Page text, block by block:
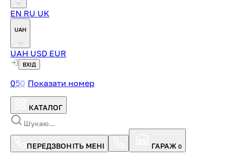
EN RU UK
UAH
UAH USD EUR
ВХІД
050 Показати номер
КАТАЛОГ
ПЕРЕДЗВОНІТЬ МЕНІ ГАРАЖ 0